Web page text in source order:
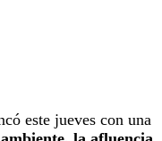
este jueves con una